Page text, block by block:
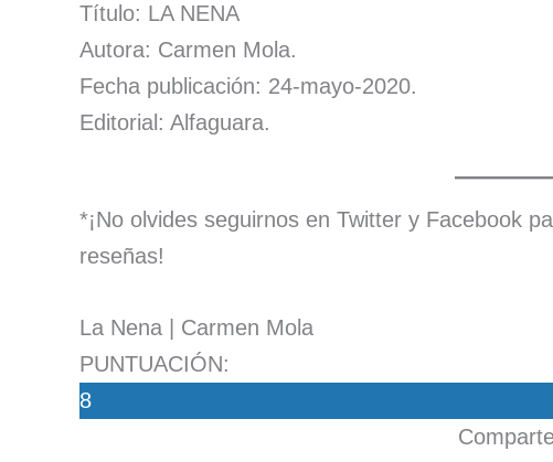
Título: LA NENA
Autora: Carmen Mola.
Fecha publicación: 24-mayo-2020.
Editorial: Alfaguara.
*¡No olvides seguirnos en Twitter y Facebook
reseñas!
La Nena | Carmen Mola
PUNTUACIÓN:
8